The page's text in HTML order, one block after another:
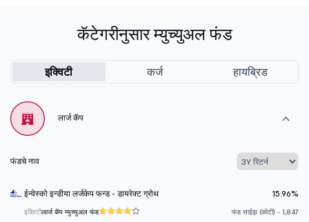
कॅटेगरीनुसार म्युच्युअल फंड
इक्विटी कर्ज हायब्रिड
लार्ज कॅप
फंडचे नाव
ईन्वेस्को इन्डीया लर्जकेप फन्ड - डायरेक्ट ग्रोथ 15.96%
इक्विटीलार्ज कॅप म्युच्युअल फंड फंड साईझ (कोटी) - 1,847